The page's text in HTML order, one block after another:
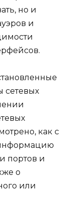
но и
и
сетевых
как с
портов и
о
или